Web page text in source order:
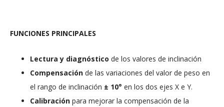
FUNCIONES PRINCIPALES
Lectura y diagnóstico de los valores de inclinación
Compensación de las variaciones del valor de peso en
el rango de inclinación ± 10° en los dos ejes X e Y.
Calibración para mejorar la compensación de la